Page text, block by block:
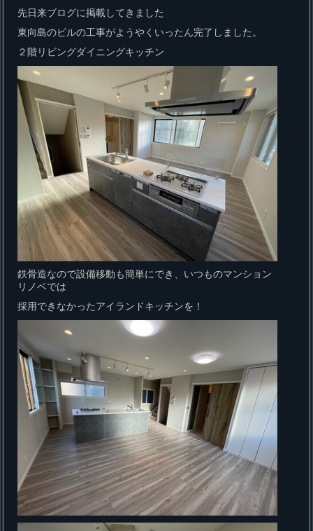
先日来ブログに掲載してきました
東向島のビルの工事がようやくいったん完了しました。
２階リビングダイニングキッチン
鉄骨造なので設備移動も簡単にでき、いつものマンション
リノベでは
採用できなかったアイランドキッチンを！